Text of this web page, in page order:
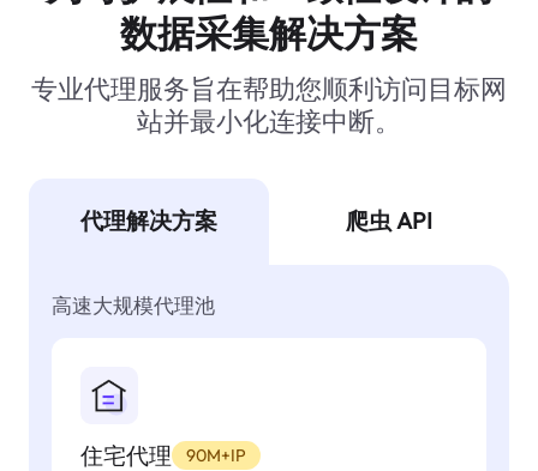
数据采集解决方案
专业代理服务旨在帮助您顺利访问目标网
站并最小化连接中断。
代理解决方案 爬虫 API
高速大规模代理池
住宅代理 90M+IP